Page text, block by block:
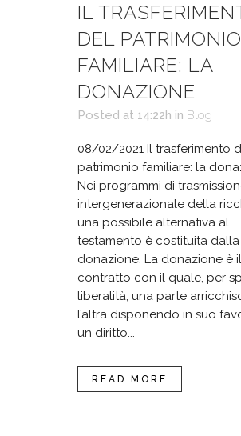
IL
DEL PATRIMONIO
FAMILIARE: LA
DONAZIONE
Posted at 14:22h in Blog
08/02/2021 Il trasferimento
patrimonio familiare: la
Nei programmi di
intergenerazionale della
una possibile alternativa al
testamento è costituita dalla
donazione. La donazione è il
contratto con il quale, per
liberalità, una parte
l’altra disponendo in suo
un diritto...
READ MORE